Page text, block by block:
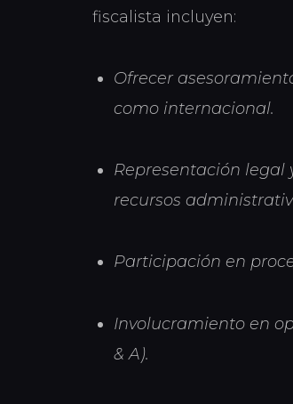
fiscalista incluyen:
Ofrecer
como internacional.
Representación legal
recursos
Participación en
Involucramiento en
& A).